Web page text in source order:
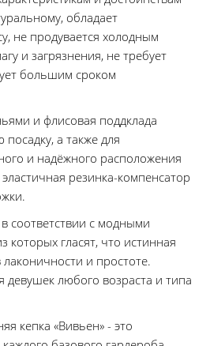
обладает
не продувается холодным
и загрязнения, не требует
большим сроком
и флисовая поддклада
а также для
и надёжного расположения
резинка-компенсатор
соответствии с модными
которых гласят, что истинная
и простоте.
девушек любого возраста и типа
кепка «Вивьен» - это